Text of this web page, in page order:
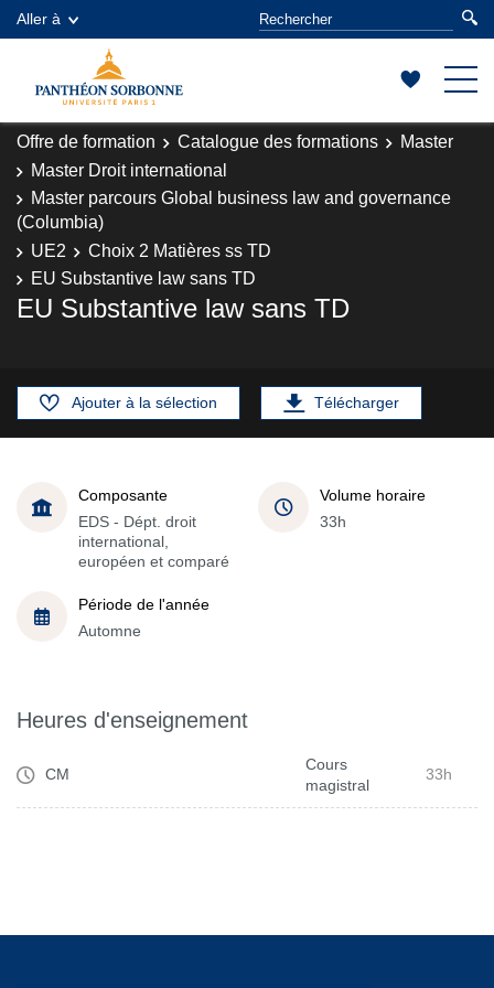
Aller à
Offre de formation Catalogue des formations
Master
Master Droit international
Master parcours Global business law and governance
(Columbia)
UE2
Choix 2 Matières ss TD
EU Substantive law sans TD
EU Substantive law sans TD
Ajouter à la sélection Télécharger
Composante
EDS - Dépt. droit
international,
européen et comparé
Volume horaire
33h
Période de l'année
Automne
Heures d'enseignement
CM
Cours
magistral
33h